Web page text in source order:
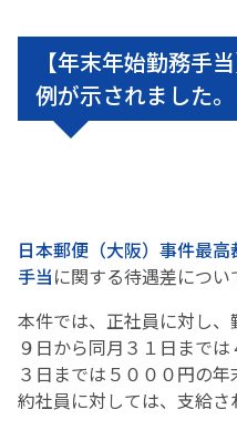
【年末年始勤務手
例が示されました。
日本郵便（大阪）事件最高
手当に関する待遇差につい
本件では、正社員に対し
９日から同月３１日まで
３日までは５０００円の
約社員に対しては、支給さ